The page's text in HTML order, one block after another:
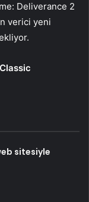
Deliverance 2
verici yeni
sitesiyle